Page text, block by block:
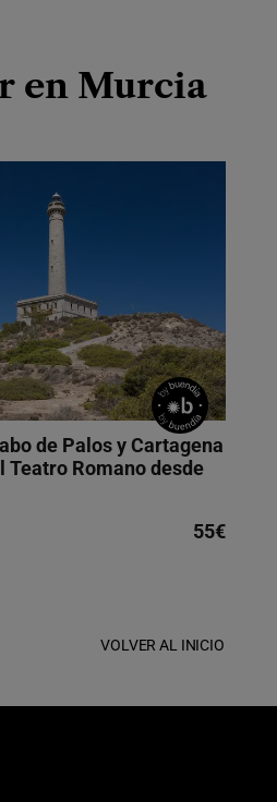
en Murcia
de Palos y Cartagena
Teatro Romano desde
55€
VOLVER AL INICIO